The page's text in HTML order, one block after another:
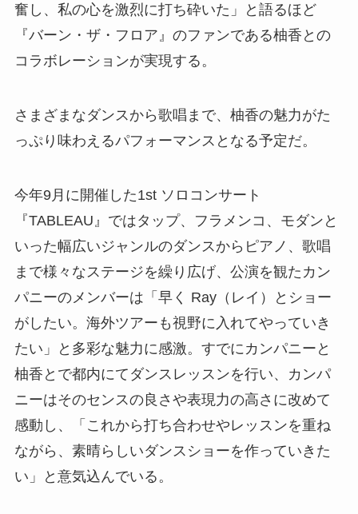
奮し、私の心を激烈に打ち砕いた」と語るほど
『バーン・ザ・フロア』のファンである柚香との
コラボレーションが実現する。
さまざまなダンスから歌唱まで、柚香の魅力がた
っぷり味わえるパフォーマンスとなる予定だ。
今年9月に開催した1st ソロコンサート
『TABLEAU』ではタップ、フラメンコ、モダンと
いった幅広いジャンルのダンスからピアノ、歌唱
まで様々なステージを繰り広げ、公演を観たカン
パニーのメンバーは「早く Ray（レイ）とショー
がしたい。海外ツアーも視野に入れてやっていき
たい」と多彩な魅力に感激。すでにカンパニーと
柚香とで都内にてダンスレッスンを行い、カンパ
ニーはそのセンスの良さや表現力の高さに改めて
感動し、「これから打ち合わせやレッスンを重ね
ながら、素晴らしいダンスショーを作っていきた
い」と意気込んでいる。